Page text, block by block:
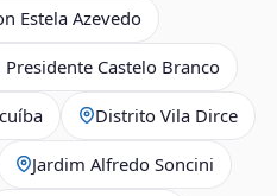
Estela Azevedo
Castelo Branco
Distrito Vila Dirce
Jardim Alfredo Soncini